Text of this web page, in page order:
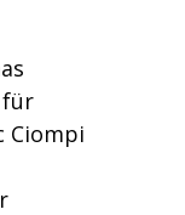
für
Ciompi